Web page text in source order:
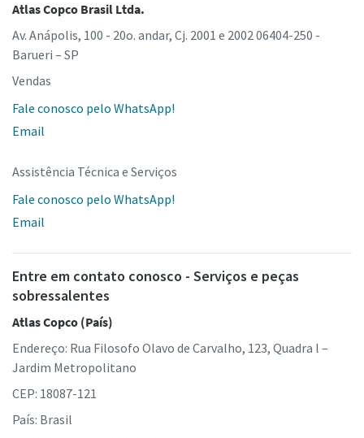
Atlas Copco Brasil Ltda.
Av. Anápolis, 100 - 20o. andar, Cj. 2001 e 2002 06404-250 -
Barueri – SP
Vendas
Fale conosco pelo WhatsApp!
Email
Assistência Técnica e Serviços
Fale conosco pelo WhatsApp!
Email
Entre em contato conosco - Serviços e peças
sobressalentes
Atlas Copco (País)
Endereço: Rua Filosofo Olavo de Carvalho, 123, Quadra l –
Jardim Metropolitano
CEP: 18087-121
País: Brasil